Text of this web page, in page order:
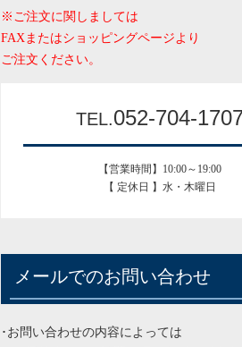
※ご注文に関しましては
FAXまたはショッピングページより
ご注文ください。
TEL.052-704-
【営業時間】10:00～19:00
【 定休日 】水・木曜日
メールでのお問い合わせ
･お問い合わせの内容によっては